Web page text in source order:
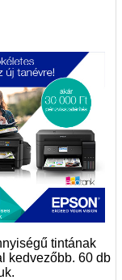
tintának
kedvezőbb. 60 db